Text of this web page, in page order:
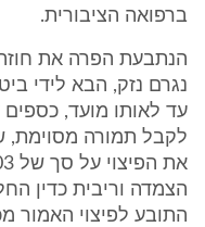
ברפואה הציבורית.
הנתבעת הפרה את
נגרם נזק, הבא לידי
לקבל תמורה מסוימת,
התובע לפיצוי האמור